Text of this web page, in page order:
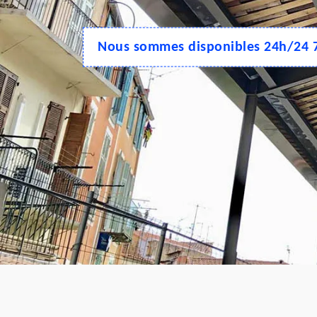
Nous sommes disponibles 24h/24